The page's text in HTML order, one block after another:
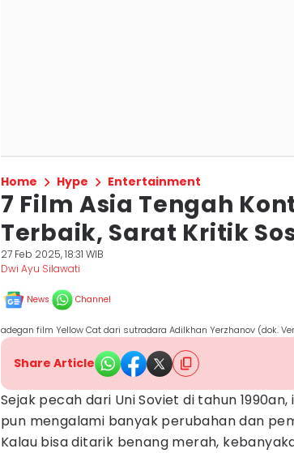
Home Hype Entertainment
7 Film Asia Tengah
Terbaik, Sarat Kritik
27 Feb 2025, 18:31 WIB
Dwi Ayu Silawati
News Channel
adegan film Yellow Cat dari sutradara Adilkhan Yerzhanov (dok.
Share Article
Sejak pecah dari Uni Soviet di tahun 1990an,
pun mengalami banyak perubahan dan
Kalau bisa ditarik benang merah,